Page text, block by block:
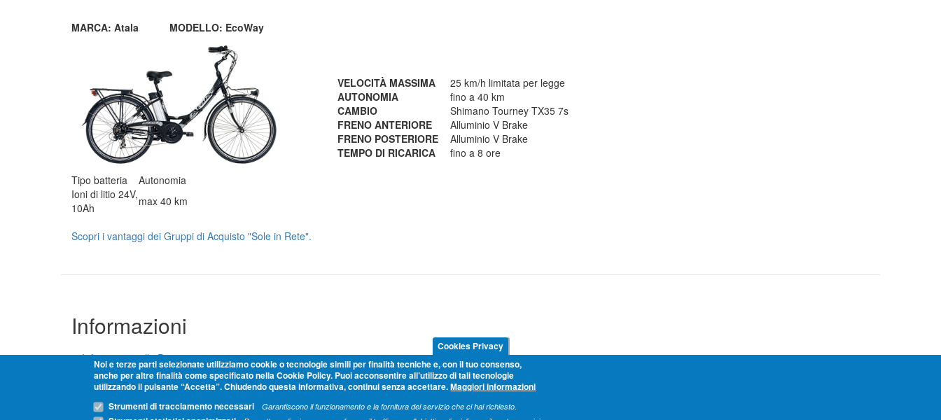
MARCA: Atala MODELLO: EcoWay
Tipo batteria
Autonomia
Ioni di litio 24V,
10Ah
max 40 km
VELOCITÀ MASSIMA
25 km/h limitata per legge
AUTONOMIA
fino a 40 km
CAMBIO
Shimano Tourney TX35 7s
FRENO ANTERIORE
Alluminio V Brake
FRENO POSTERIORE
Alluminio V Brake
TEMPO DI RICARICA
fino a 8 ore
Scopri i vantaggi dei Gruppi di Acquisto "Sole in Rete".
Informazioni
Informativa sulla Privacy
Cookie Policy
Termini e condizioni
Cookies Privacy
Noi e terze parti selezionate utilizziamo cookie o tecnologie simili per finalità tecniche e, con il tuo consenso,
anche per altre finalità come specificato nella Cookie Policy. Puoi acconsentire all’utilizzo di tali tecnologie
utilizzando il pulsante “Accetta”. Chiudendo questa informativa, continui senza accettare.Maggiori informazioni
Strumenti di tracciamento necessari
Garantiscono il funzionamento e la fornitura del servizio che ci hai richiesto.